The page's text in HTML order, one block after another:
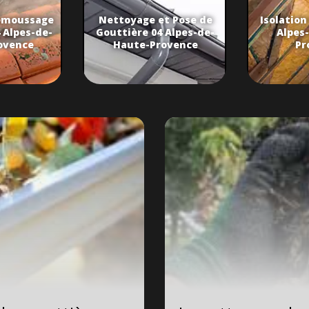
de-
Nettoyage et Pose de
Gouttière 04 Alpes-de-
Haute-Provence
Isolation